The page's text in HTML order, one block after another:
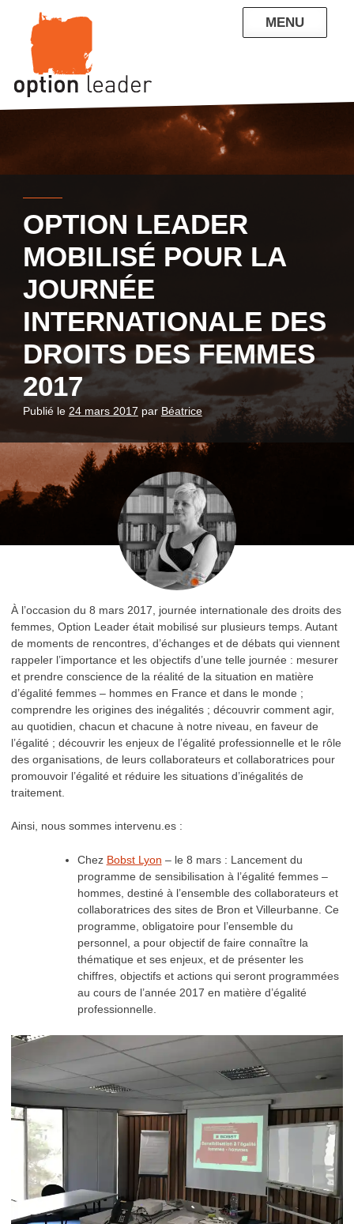
content
MENU
OPTION LEADER
MOBILISÉ POUR LA
JOURNÉE
INTERNATIONALE DES
DROITS DES FEMMES
2017
Publié le 24 mars 2017 par Béatrice
À l’occasion du 8 mars 2017, journée internationale des droits des
femmes, Option Leader était mobilisé sur plusieurs temps. Autant
de moments de rencontres, d’échanges et de débats qui viennent
rappeler l’importance et les objectifs d’une telle journée : mesurer
et prendre conscience de la réalité de la situation en matière
d’égalité femmes – hommes en France et dans le monde ;
comprendre les origines des inégalités ; découvrir comment agir,
au quotidien, chacun et chacune à notre niveau, en faveur de
l’égalité ; découvrir les enjeux de l’égalité professionnelle et le rôle
des organisations, de leurs collaborateurs et collaboratrices pour
promouvoir l’égalité et réduire les situations d’inégalités de
traitement.
Ainsi, nous sommes intervenu.es :
Chez Bobst Lyon – le 8 mars : Lancement du
programme de sensibilisation à l’égalité femmes –
hommes, destiné à l’ensemble des collaborateurs et
collaboratrices des sites de Bron et Villeurbanne. Ce
programme, obligatoire pour l’ensemble du
personnel, a pour objectif de faire connaître la
thématique et ses enjeux, et de présenter les
chiffres, objectifs et actions qui seront programmées
au cours de l’année 2017 en matière d’égalité
professionnelle.